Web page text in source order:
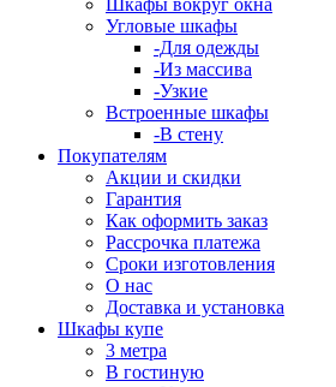
Угловые шкафы
-Для одежды
-Из массива
-Узкие
Встроенные шкафы
-В стену
Покупателям
Акции и скидки
Гарантия
Как оформить заказ
Рассрочка платежа
Сроки изготовления
О нас
Доставка и установка
Шкафы купе
3 метра
В гостиную